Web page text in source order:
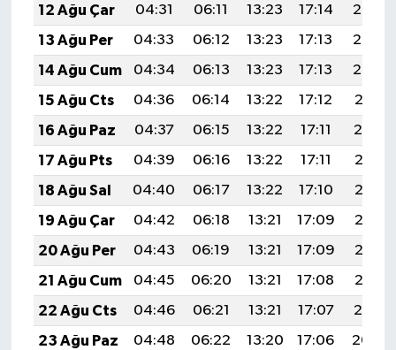
12 Ağu Çar
04:31 06:11 13:23 17:14
20:25
13 Ağu Per
04:33 06:12 13:23 17:13
20:23
14 Ağu Cum
04:34 06:13 13:23 17:13
20:22
15 Ağu Cts
04:36 06:14 13:22 17:12
20:21
16 Ağu Paz
04:37 06:15 13:22 17:11
20:19
17 Ağu Pts
04:39 06:16 13:22 17:11
20:18
18 Ağu Sal
04:40 06:17 13:22 17:10
20:16
19 Ağu Çar
04:42 06:18 13:21 17:09
20:15
20 Ağu Per
04:43 06:19 13:21 17:09
20:13
21 Ağu Cum
04:45 06:20 13:21 17:08
20:12
22 Ağu Cts
04:46 06:21 13:21 17:07
20:10
23 Ağu Paz
04:48 06:22 13:20 17:06
20:09